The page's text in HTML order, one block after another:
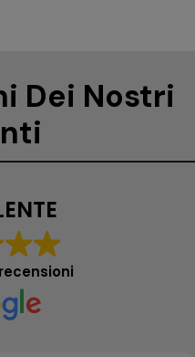
Dei Nostri